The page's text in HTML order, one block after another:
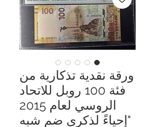
ورقة نقدية تذكارية من
فئة 100 روبل للاتحاد
الروسي لعام 2015
"إحياءً لذكرى ضم شبه